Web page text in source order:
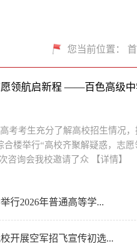
您当前位置：
领航启新程 ——百色高级中
考考生充分了解高校招生情况
合楼举行“高校齐聚解疑惑，志
咨询会我校邀请了众
【详情】
行2026年普通高等学...
开展空军招飞宣传初选...